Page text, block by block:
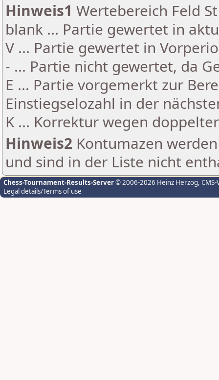
Hinweis1 Wertebereich Feld
blank ... Partie gewertet in
V ... Partie gewertet in
- ... Partie nicht gewertet, da
E ... Partie vorgemerkt zur
Einstiegselozahl in der
K ... Korrektur wegen
Hinweis2 Kontumazen
und sind in der Liste nicht
Chess-Tournament-Results-Server© 2006-2026 Heinz Herzog,
Legal details/Terms of use